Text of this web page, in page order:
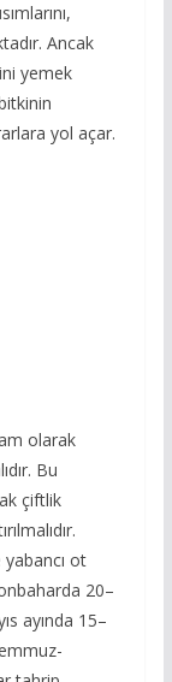
Ancak
yemek
yol açar.
olarak
Bu
çiftlik
ot
20–
ayında 15–